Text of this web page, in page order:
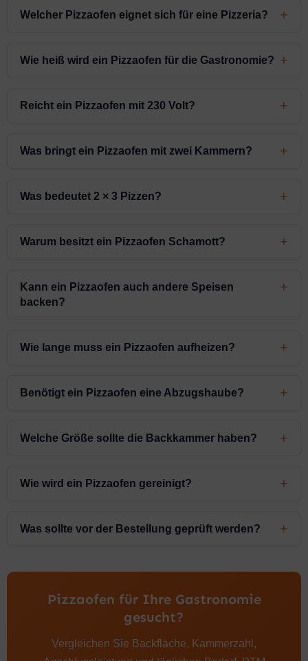
Welcher Pizzaofen eignet sich für eine Pizzeria?
Wie heiß wird ein Pizzaofen für die Gastronomie?
Reicht ein Pizzaofen mit 230 Volt?
Was bringt ein Pizzaofen mit zwei Kammern?
Was bedeutet 2 × 3 Pizzen?
Warum besitzt ein Pizzaofen Schamott?
Kann ein Pizzaofen auch andere Speisen
backen?
Wie lange muss ein Pizzaofen aufheizen?
Benötigt ein Pizzaofen eine Abzugshaube?
Welche Größe sollte die Backkammer haben?
Wie wird ein Pizzaofen gereinigt?
Was sollte vor der Bestellung geprüft werden?
Pizzaofen für Ihre Gastronomie
gesucht?
Vergleichen Sie Backfläche, Kammerzahl,